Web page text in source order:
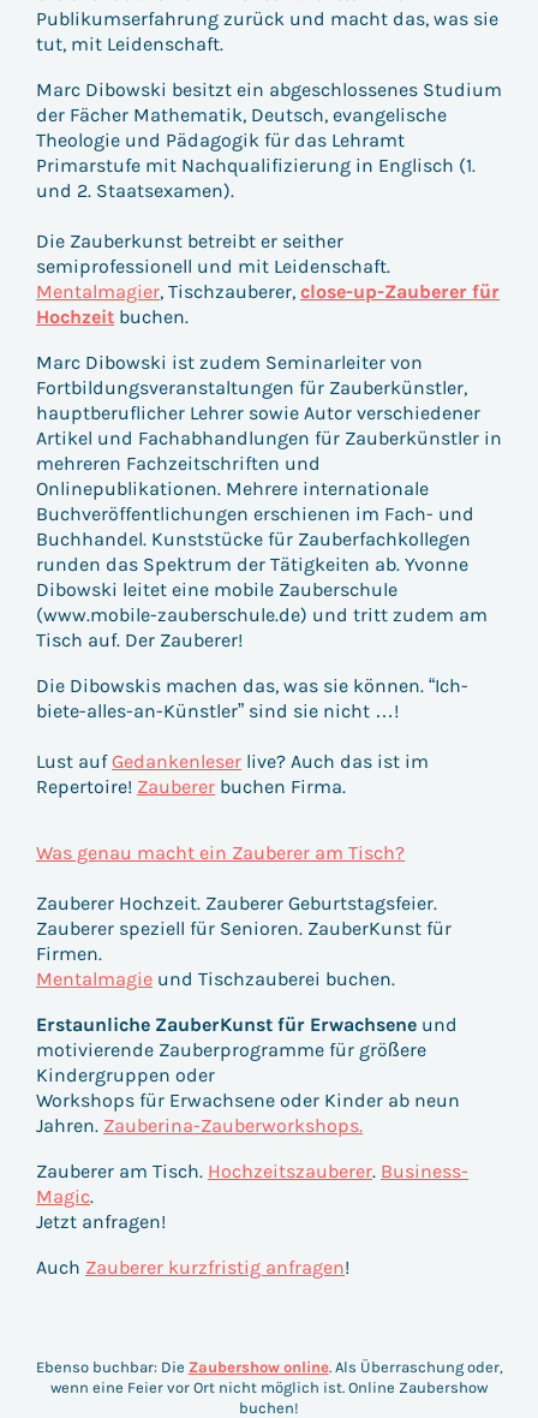
Publikumserfahrung zurück und macht das, was sie
tut, mit Leidenschaft.
Marc Dibowski besitzt ein abgeschlossenes Studium
der Fächer Mathematik, Deutsch, evangelische
Theologie und Pädagogik für das Lehramt
Primarstufe mit Nachqualifizierung in Englisch (1.
und 2. Staatsexamen).
Die Zauberkunst betreibt er seither
semiprofessionell und mit Leidenschaft.
Mentalmagier, Tischzauberer, close-up-Zauberer für
Hochzeit buchen.
Marc Dibowski ist zudem Seminarleiter von
Fortbildungsveranstaltungen für Zauberkünstler,
hauptberuflicher Lehrer sowie Autor verschiedener
Artikel und Fachabhandlungen für Zauberkünstler in
mehreren Fachzeitschriften und
Onlinepublikationen. Mehrere internationale
Buchveröffentlichungen erschienen im Fach- und
Buchhandel. Kunststücke für Zauberfachkollegen
runden das Spektrum der Tätigkeiten ab. Yvonne
Dibowski leitet eine mobile Zauberschule
(www.mobile-zauberschule.de) und tritt zudem am
Tisch auf. Der Zauberer!
Die Dibowskis machen das, was sie können. “Ich-
biete-alles-an-Künstler” sind sie nicht …!
Lust aufGedankenleser live? Auch das ist im
Repertoire! Zauberer buchen Firma.
Was genau macht ein Zauberer am Tisch?
Zauberer Hochzeit. Zauberer Geburtstagsfeier.
Zauberer speziell für Senioren. ZauberKunst für
Firmen.
Mentalmagie und Tischzauberei buchen.
Erstaunliche ZauberKunst für Erwachsene und
motivierende Zauberprogramme für größere
Kindergruppen oder
Workshops für Erwachsene oder Kinder ab neun
Jahren. Zauberina-Zauberworkshops.
Zauberer am Tisch. Hochzeitszauberer. Business-
Magic.
Jetzt anfragen!
Auch Zauberer kurzfristig anfragen!
Ebenso buchbar: Die Zaubershow online. Als Überraschung oder,
wenn eine Feier vor Ort nicht möglich ist. Online Zaubershow
buchen!